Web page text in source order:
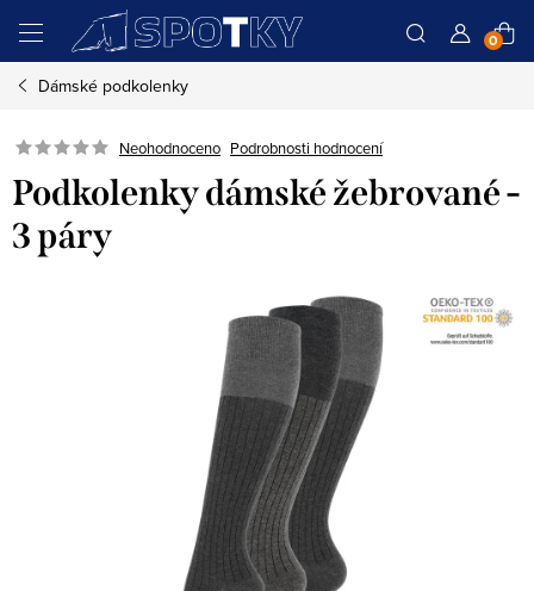
obsah
Dámské podkolenky
Neohodnoceno Podrobnosti hodnocení
Podkolenky dámské žebrované -
3 páry